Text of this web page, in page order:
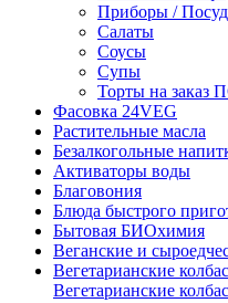
Приборы /
Салаты
Соусы
Супы
Торты на
Фасовка 24VEG
Растительные масла
Безалкогольные
Активаторы воды
Благовония
Блюда быстрого
Бытовая БИОхимия
Веганские и
Вегетарианские
Вегетарианские